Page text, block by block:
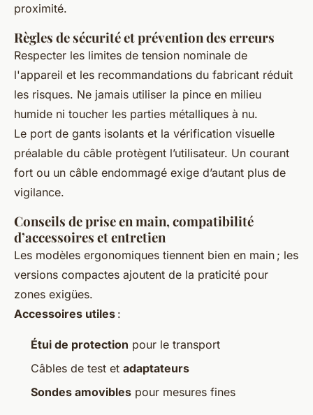
proximité.
Règles de sécurité et prévention des erreurs
Respecter les limites de tension nominale de
l'appareil et les recommandations du fabricant réduit
les risques. Ne jamais utiliser la pince en milieu
humide ni toucher les parties métalliques à nu.
Le port de gants isolants et la vérification visuelle
préalable du câble protègent l’utilisateur. Un courant
fort ou un câble endommagé exige d’autant plus de
vigilance.
Conseils de prise en main, compatibilité
d’accessoires et entretien
Les modèles ergonomiques tiennent bien en main ; les
versions compactes ajoutent de la praticité pour
zones exigües.
Accessoires utiles :
Étui de protection pour le transport
Câbles de test et adaptateurs
Sondes amovibles pour mesures fines